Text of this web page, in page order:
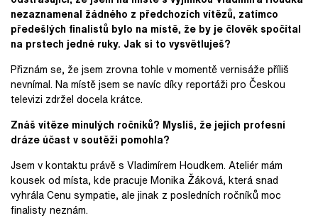
nezaznamenal žádného z předchozích vítězů, zatímco
předešlých finalistů bylo na místě, že by je člověk spočítal
na prstech jedné ruky. Jak si to vysvětluješ?
Přiznám se, že jsem zrovna tohle v momentě vernisáže příliš
nevnímal. Na místě jsem se navíc díky reportáži pro Českou
televizi zdržel docela krátce.
Znáš vítěze minulých ročníků? Myslíš, že jejich profesní
dráze účast v soutěži pomohla?
Jsem v kontaktu právě s Vladimírem Houdkem. Ateliér mám
kousek od místa, kde pracuje Monika Žáková, která snad
vyhrála Cenu sympatie, ale jinak z posledních ročníků moc
finalisty neznám.